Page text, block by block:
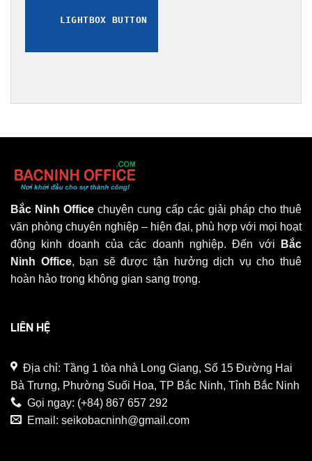
LIGHTBOX BUTTON
Bắc Ninh Office chuyên cung cấp các giải pháp cho thuê
văn phòng chuyên nghiệp – hiện đại, phù hợp với mọi hoạt
động kinh doanh của các doanh nghiệp. Đến với
Bắc
Ninh Office, bạn sẽ được tận hưởng dịch vụ cho thuê
hoàn hảo trong không gian sang trọng.
LIÊN HỆ
Địa chỉ: Tầng 1 tòa nhà Long Giang, Số 15 Đường Hai
Bà Trưng, Phường Suối Hoa, TP Bắc Ninh, Tỉnh Bắc Ninh
Gọi ngay: (+84) 867 657 292
Email: seikobacninh@gmail.com